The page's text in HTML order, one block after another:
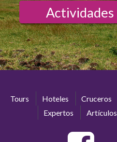
Actividades
Tours Hoteles Cruceros
Expertos
Artículos